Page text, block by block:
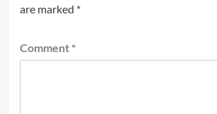
are marked *
Comment *